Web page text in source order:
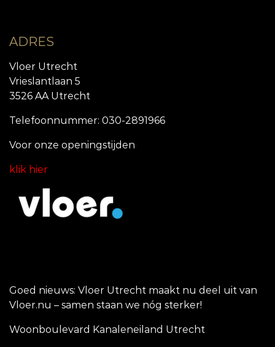
ADRES
Vloer Utrecht
Vrieslantlaan 5
3526 AA Utrecht
Telefoonnummer: 030-2891966
Voor onze openingstijden
klik hier
Goed nieuws: Vloer Utrecht maakt nu deel uit van
Vloer.nu – samen staan we nóg sterker!
Woonboulevard Kanaleneiland Utrecht